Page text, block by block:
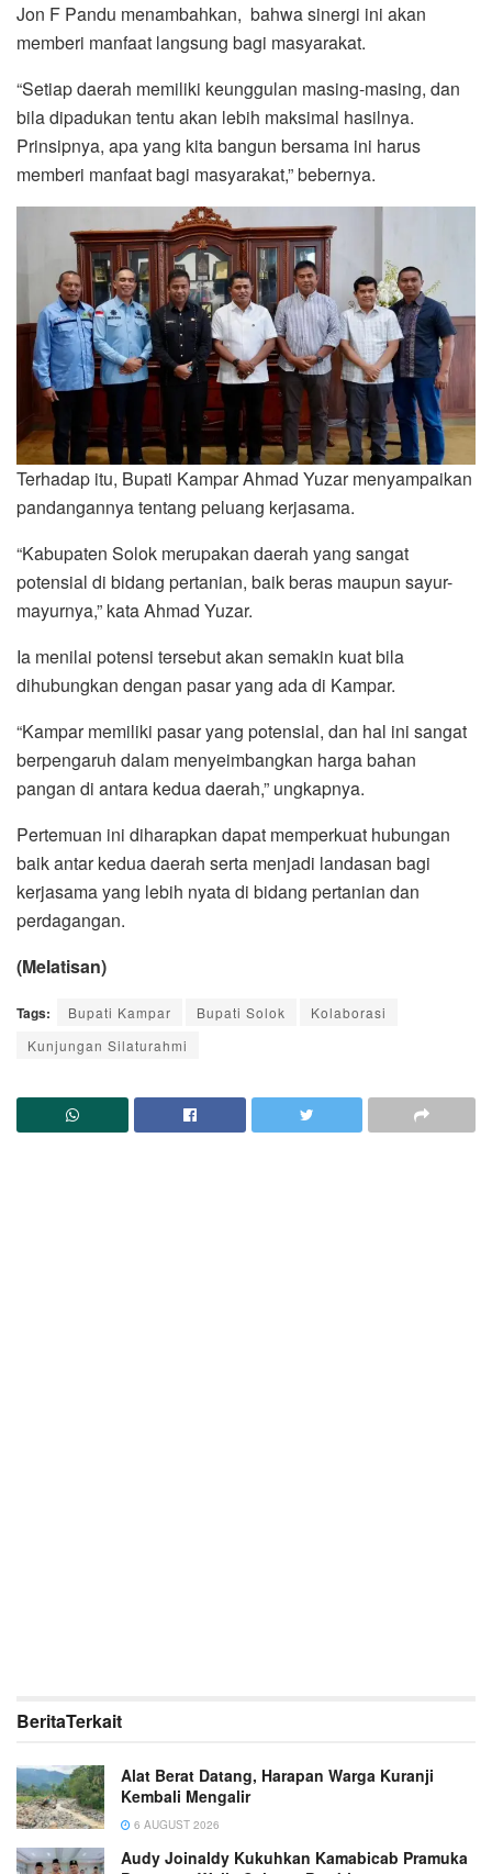
Jon F Pandu menambahkan, bahwa sinergi ini akan
memberi manfaat langsung bagi masyarakat.
“Setiap daerah memiliki keunggulan masing-masing, dan
bila dipadukan tentu akan lebih maksimal hasilnya.
Prinsipnya, apa yang kita bangun bersama ini harus
memberi manfaat bagi masyarakat,” bebernya.
Terhadap itu, Bupati Kampar Ahmad Yuzar menyampaikan
pandangannya tentang peluang kerjasama.
“Kabupaten Solok merupakan daerah yang sangat
potensial di bidang pertanian, baik beras maupun sayur-
mayurnya,” kata Ahmad Yuzar.
Ia menilai potensi tersebut akan semakin kuat bila
dihubungkan dengan pasar yang ada di Kampar.
“Kampar memiliki pasar yang potensial, dan hal ini sangat
berpengaruh dalam menyeimbangkan harga bahan
pangan di antara kedua daerah,” ungkapnya.
Pertemuan ini diharapkan dapat memperkuat hubungan
baik antar kedua daerah serta menjadi landasan bagi
kerjasama yang lebih nyata di bidang pertanian dan
perdagangan.
(Melatisan)
Tags: Bupati Kampar Bupati Solok
Kolaborasi
Kunjungan Silaturahmi
BeritaTerkait
Alat Berat Datang, Harapan Warga Kuranji
Kembali Mengalir
6 AUGUST 2026
Audy Joinaldy Kukuhkan Kamabicab Pramuka